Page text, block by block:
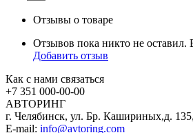
Отзывы о товаре
Отзывов пока никто не оставил.
Добавить отзыв
Как с нами связаться
+7 351 000-00-00
АВТОРИНГ
г. Челябинск, ул. Бр. Кашириных,д.
E-mail: info@avtoring.com